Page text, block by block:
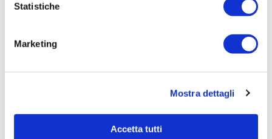
Statistiche
Marketing
Mostra dettagli
Accetta tutti
16.181,36
PRONTA
Pagina aggiornata il 17/11/2021